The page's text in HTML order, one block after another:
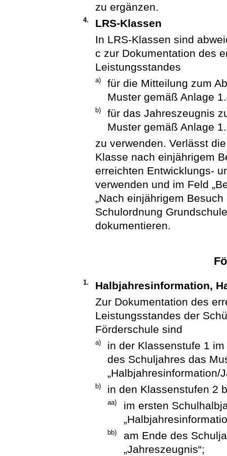
zu ergänzen.
4.
LRS-Klassen
In LRS-Klassen sind
c zur Dokumentation des
Leistungsstandes
a)
für die Mitteilung zum
Muster gemäß Anlage
b)
für das Jahreszeugnis
Muster gemäß Anlage
zu verwenden. Verlässt
Klasse nach einjährigem
erreichten Entwicklungs-
verwenden und im Feld
„Nach einjährigem
Schulordnung
dokumentieren.
1.
Halbjahresinformation,
Zur Dokumentation des
Leistungsstandes der
Förderschule sind
a)
in der Klassenstufe 1
des Schuljahres das
„Halbjahresinformation/
b) in den Klassenstufen 2
aa)
im ersten
bb)
am Ende des
„Jahreszeugnis“;